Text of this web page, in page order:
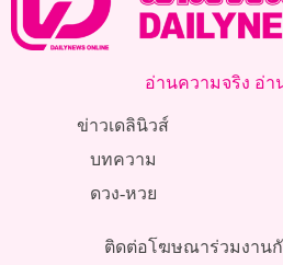
อ่านความจริง อ่า
ข่าวเดลินิวส์
บทความ
ดวง-หวย
ติดต่อโฆษณาร่วมงานกั